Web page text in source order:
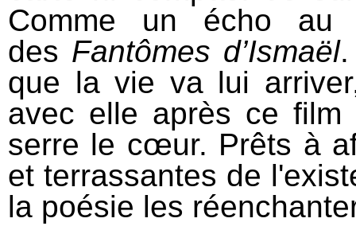
Comme un écho
des Fantômes d’Ismaël.
que la vie va lui
avec elle après ce
serre le cœur. Prêts à
et terrassantes de
la poésie les